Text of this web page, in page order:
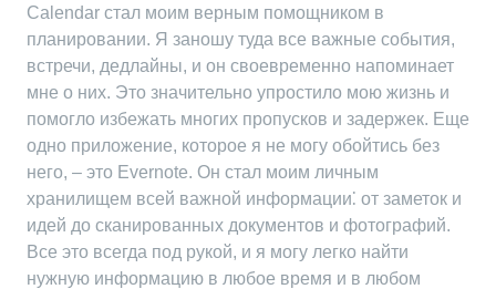
Calendar стал моим верным помощником в
планировании. Я заношу туда все важные события,
встречи, дедлайны, и он своевременно напоминает
мне о них. Это значительно упростило мою жизнь и
помогло избежать многих пропусков и задержек. Еще
одно приложение, которое я не могу обойтись без
него, – это Evernote. Он стал моим личным
хранилищем всей важной информации⁚ от заметок и
идей до сканированных документов и фотографий.
Все это всегда под рукой, и я могу легко найти
нужную информацию в любое время и в любом